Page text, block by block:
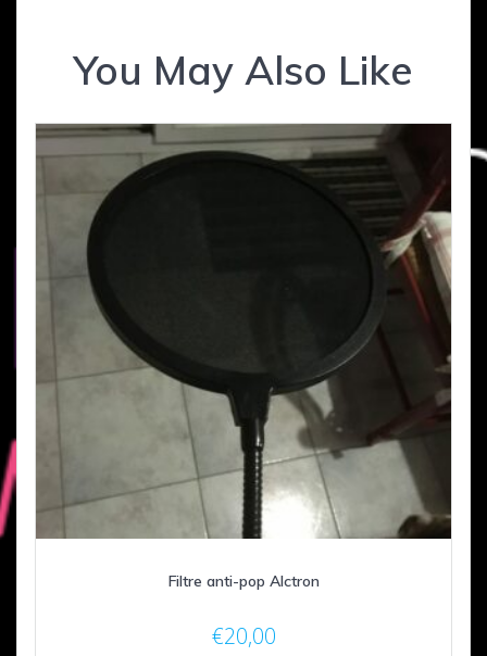
You May Also Like
Filtre anti-pop Alctron
€20,00